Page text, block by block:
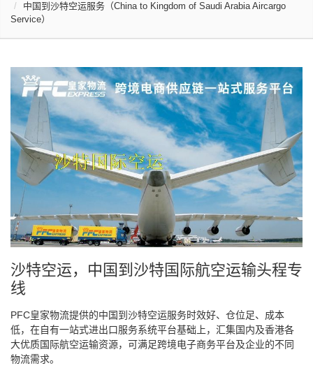
中国到沙特空运服务（China to Kingdom of Saudi Arabia Aircargo
Service）
沙特空运，中国到沙特国际航空运输头程专
线
PFC皇家物流提供的中国到沙特空运服务时效好、仓位足、成本
低，在自有一站式进出口服务系统平台基础上，汇集国内及香港各
大优质国际航空运输资源，可满足跨境电子商务平台及企业的不同
物流需求。